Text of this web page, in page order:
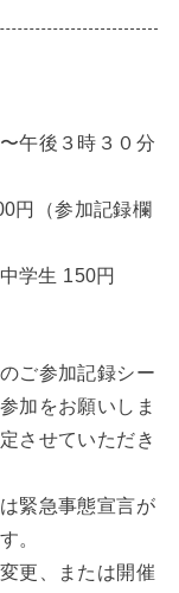
午後３時３０分
円（参加記録欄
学生 150円
ご参加記録シー
加をお願いしま
させていただき
緊急事態宣言が
。
更、または開催